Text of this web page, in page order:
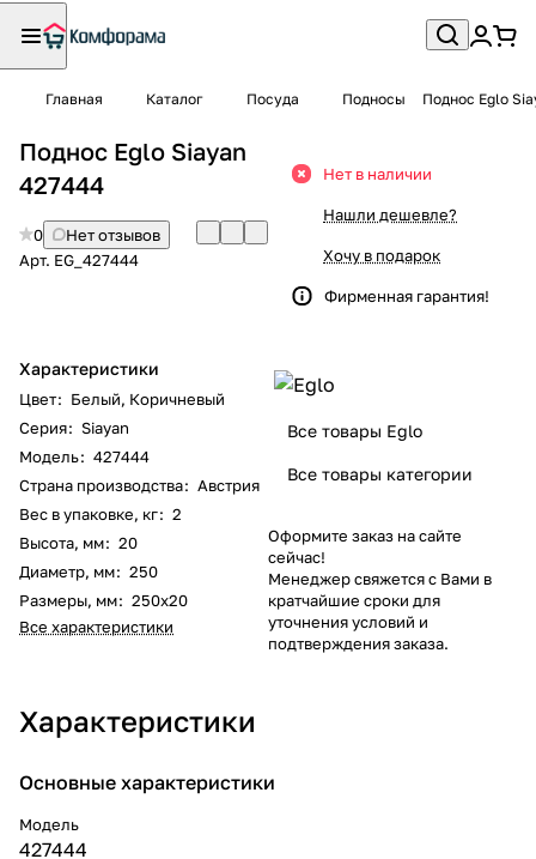
Главная Каталог Посуда Подносы Поднос Eglo
Поднос Eglo Siayan
427444
0
Нет отзывов
Арт. EG_427444
Характеристики
Цвет: Белый, Коричневый
Серия: Siayan
Модель: 427444
Страна производства: Австрия
Вес в упаковке, кг: 2
Высота, мм: 20
Диаметр, мм: 250
Размеры, мм: 250x20
Все характеристики
Нет в наличии
Нашли дешевле?
Хочу в подарок
Фирменная гарантия!
Все товары Eglo
Все товары категории
Оформите заказ на сайте
сейчас!
Менеджер свяжется с Вами в
кратчайшие сроки для
уточнения условий и
подтверждения заказа.
Характеристики
Основные характеристики
Модель
427444